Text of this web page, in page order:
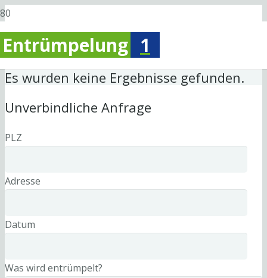
Entrümpelung 1
Es wurden keine Ergebnisse gefunden.
Unverbindliche Anfrage
PLZ
Adresse
Datum
Was wird entrümpelt?